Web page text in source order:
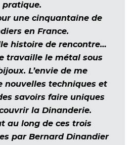
pratique.
une cinquantaine de
en France.
histoire de rencontre…
travaille le métal sous
L’envie de me
nouvelles techniques et
savoirs faire uniques
la Dinanderie.
au long de ces trois
par Bernard Dinandier